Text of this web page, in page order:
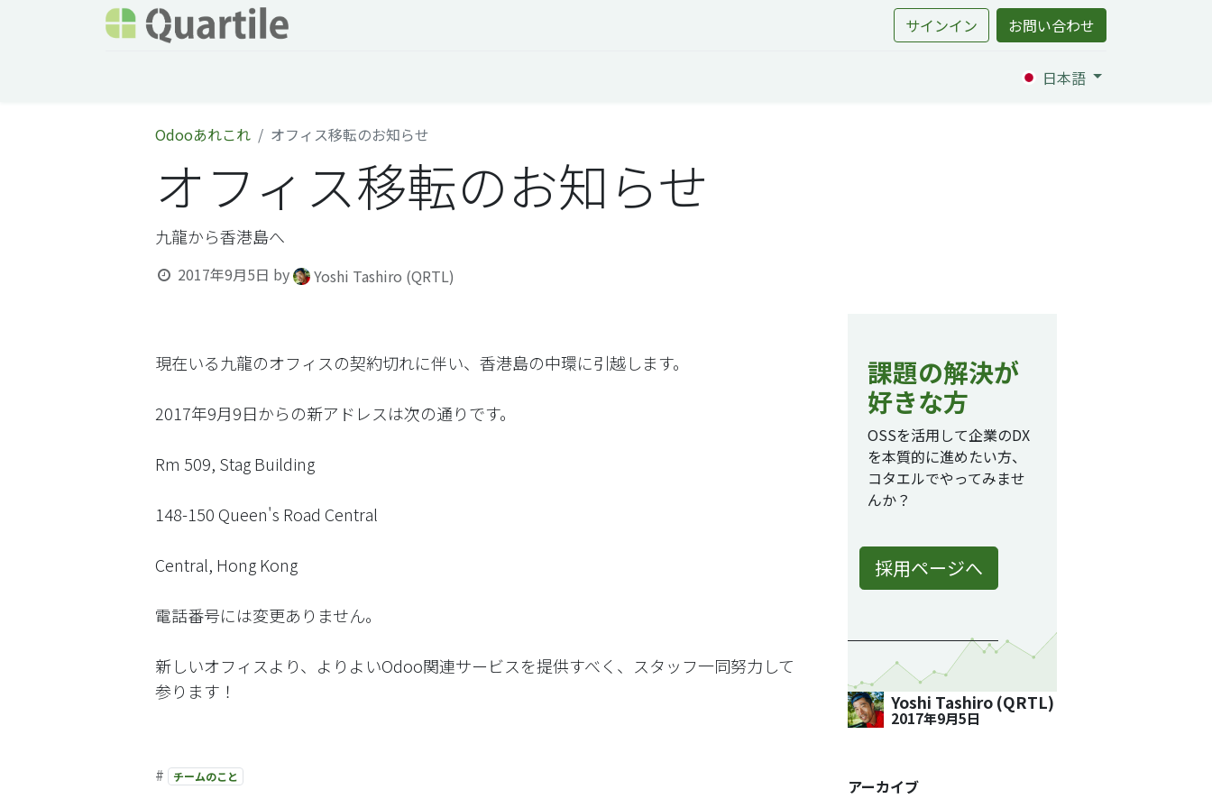
サインイン お問い合わせ
日本語
Odooあれこれ オフィス移転のお知らせ
オフィス移転のお知らせ
九龍から香港島へ
2017年9月5日 by Yoshi Tashiro (QRTL)
現在いる九龍のオフィスの契約切れに伴い、香港島の中環に引越します。
2017年9月9日からの新アドレスは次の通りです。
Rm 509, Stag Building
148-150 Queen's Road Central
Central, Hong Kong
電話番号には変更ありません。
新しいオフィスより、よりよいOdoo関連サービスを提供すべく、スタッフ一同努力して
参ります！
# チームのこと
課題の解決が
好きな方
OSSを活用して企業のDX
を本質的に進めたい方、
コタエルでやってみませ
んか？
採用ページへ
Yoshi Tashiro (QRTL)
2017年9月5日
アーカイブ